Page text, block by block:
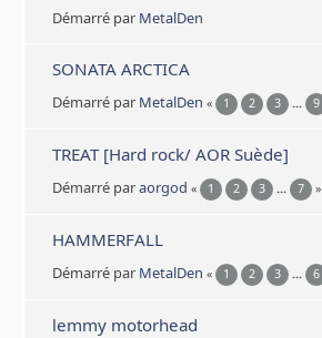
Démarré par MetalDen
SONATA ARCTICA
Démarré par MetalDen « 1 2 3 ... 9
TREAT [Hard rock/ AOR Suède]
Démarré paraorgod « 1 2 3 ... 7 »
HAMMERFALL
Démarré par MetalDen « 1 2 3 ... 6
lemmy motorhead